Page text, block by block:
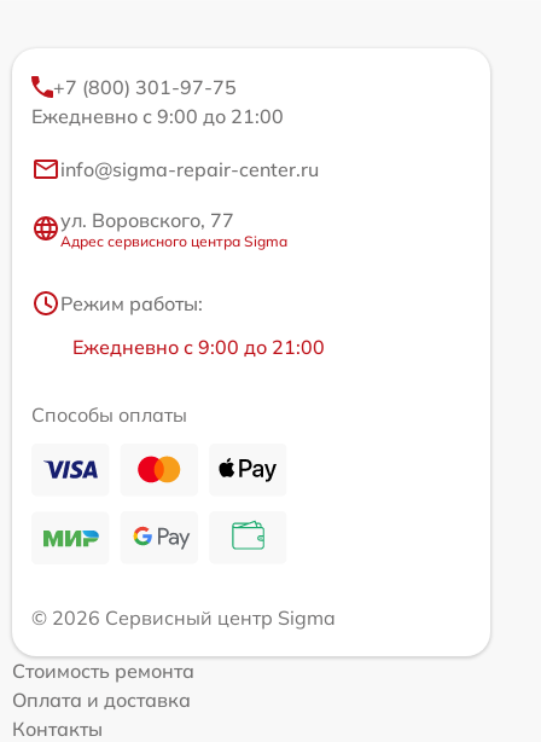
+7 (800) 301-97-75
Ежедневно с 9:00 до 21:00
info@sigma-repair-center.ru
ул. Воровского, 77
Адрес сервисного центра Sigma
Режим работы:
Ежедневно с 9:00 до 21:00
Способы оплаты
© 2026 Сервисный центр Sigma
Стоимость ремонта
Оплата и доставка
Контакты